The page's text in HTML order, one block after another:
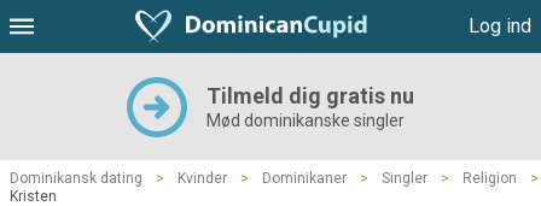
Log ind
Tilmeld dig gratis nu
Mød dominikanske singler
Dominikansk dating > Kvinder > Dominikaner > Singler > Religion
>
Kristen